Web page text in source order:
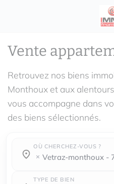
Vente
Retrouvez nos biens
Monthoux et aux
vous accompagne dans
des biens sélectionnés.
OÙ CHERCHEZ-VOUS ?
Où cherchez-vous ?
vetraz-monthoux -
Où cherchez-vous ?
TYPE DE BIEN